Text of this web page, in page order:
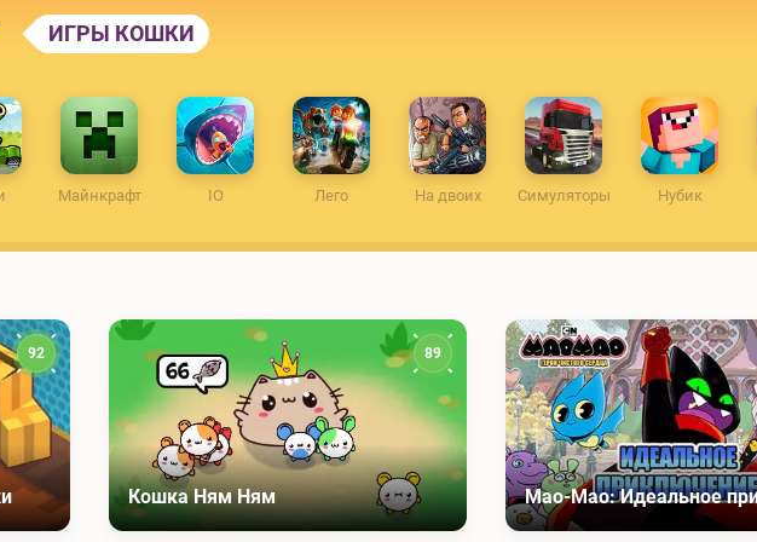
ONLINEIGRY.NET
ИГРЫ КОШКИ
Майнкрафт IO Лего На двоих Симуляторы Нубик
92
Кошка Ням Ням
89